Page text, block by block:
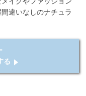
違いなしのナチュラ
る